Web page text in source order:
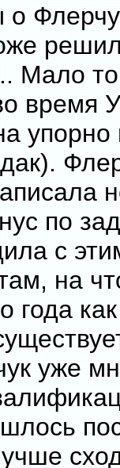
о
Мало
время
по
с
на
года
уже